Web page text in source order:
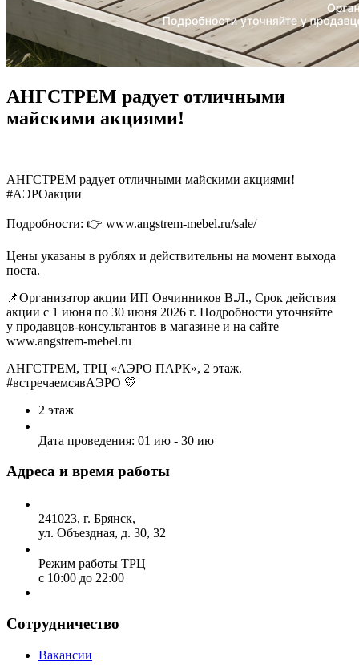
АНГСТРЕМ радует отличными
майскими акциями!
АНГСТРЕМ радует отличными майскими акциями!
#АЭРОакции
Подробности: 👉 www.angstrem-mebel.ru/sale/
Цены указаны в рублях и действительны на момент выхода
поста.
📌Организатор акции ИП Овчинников В.Л., Срок действия
акции с 1 июня по 30 июня 2026 г. Подробности уточняйте
у продавцов-консультантов в магазине и на сайте
www.angstrem-mebel.ru
АНГСТРЕМ, ТРЦ «АЭРО ПАРК», 2 этаж.
#встречаемсявАЭРО 💛
2 этаж
Дата проведения: 01 ию - 30 ию
Адреса и время работы
241023, г. Брянск,
ул. Объездная, д. 30, 32
Режим работы ТРЦ
с 10:00 до 22:00
Сотрудничество
Вакансии